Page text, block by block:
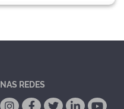
NAS REDES